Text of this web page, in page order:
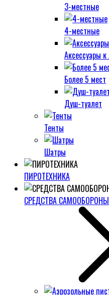
3-местные
4-местные
Аксессуары
Более 5 мест
Душ-туалет
Тенты
Шатры
ПИРОТЕХНИКА
СРЕДСТВА САМООБОРОНЫ